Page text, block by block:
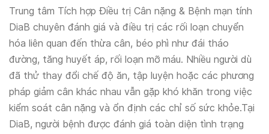
Trung tâm Tích hợp Điều trị Cân nặng & Bệnh mạn tính
DiaB chuyên đánh giá và điều trị các rối loạn chuyển
hóa liên quan đến thừa cân, béo phì như đái tháo
đường, tăng huyết áp, rối loạn mỡ máu. Nhiều người dù
đã thử thay đổi chế độ ăn, tập luyện hoặc các phương
pháp giảm cân khác nhau vẫn gặp khó khăn trong việc
kiểm soát cân nặng và ổn định các chỉ số sức khỏe.Tại
DiaB, người bệnh được đánh giá toàn diện tình trạng